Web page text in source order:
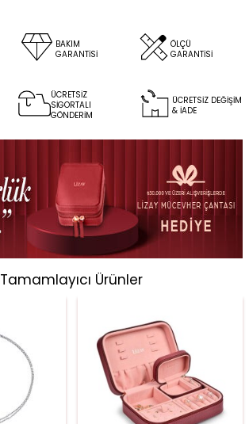
BAKIM
GARANTİSİ
ÖLÇÜ
GARANTİSİ
ÜCRETSİZ
SİGORTALI
GÖNDERİM
ÜCRETSİZ DEĞİŞİM
& İADE
Tamamlayıcı Ürünler